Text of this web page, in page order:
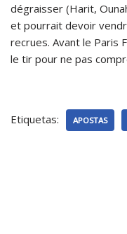
dégraisser (Harit,
et pourrait devoir
recrues. Avant le Paris
le tir pour ne pas
Etiquetas: APOSTAS